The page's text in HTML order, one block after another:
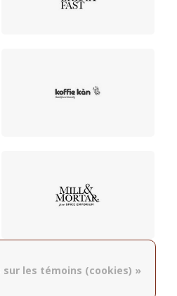
sur les témoins (cookies) »